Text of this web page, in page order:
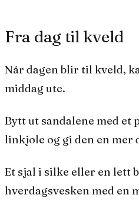
Fra dag til kveld
Når dagen blir til kveld,
middag ute.
Bytt ut sandalene med
linkjole og gi den en
Et sjal i silke eller en lett
hverdagsvesken med en